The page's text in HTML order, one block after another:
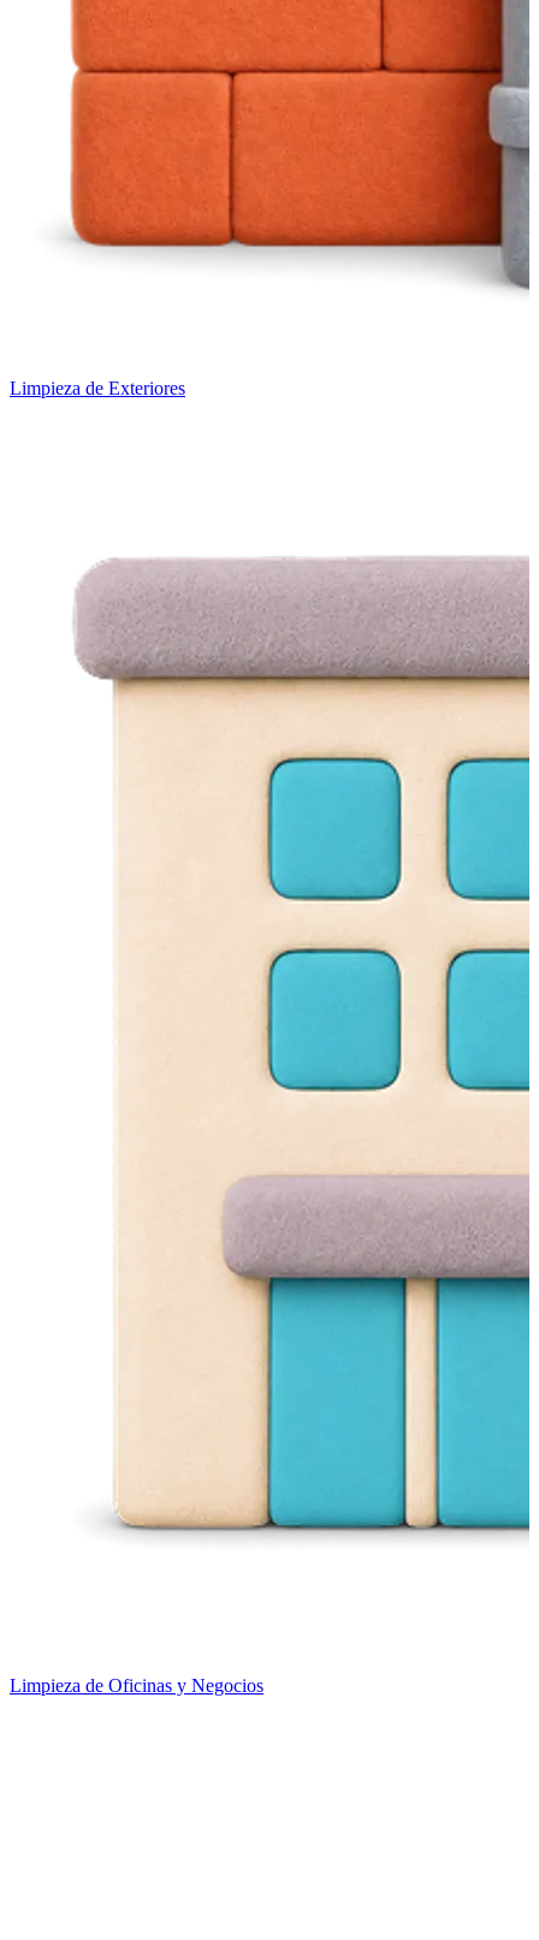
Limpieza de Exteriores
Limpieza de Oficinas y Negocios